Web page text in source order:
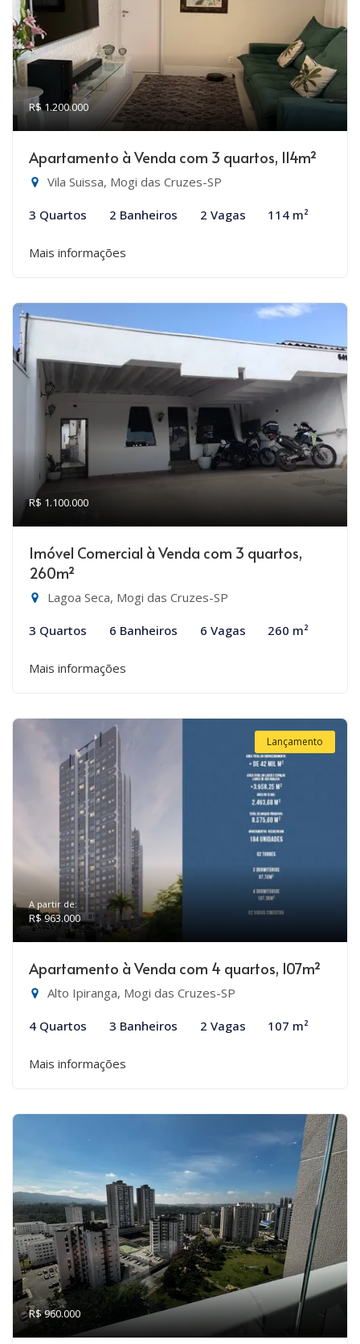
R$ 1.200.000
Apartamento à Venda com 3 quartos, 114m²
Vila Suissa, Mogi das Cruzes-SP
3 Quartos 2 Banheiros 2 Vagas 114 m²
Mais informações
R$ 1.100.000
Imóvel Comercial à Venda com 3 quartos,
260m²
Lagoa Seca, Mogi das Cruzes-SP
3 Quartos 6 Banheiros 6 Vagas 260 m²
Mais informações
Lançamento
A partir de:
R$ 963.000
Apartamento à Venda com 4 quartos, 107m²
Alto Ipiranga, Mogi das Cruzes-SP
4 Quartos 3 Banheiros 2 Vagas 107 m²
Mais informações
R$ 960.000